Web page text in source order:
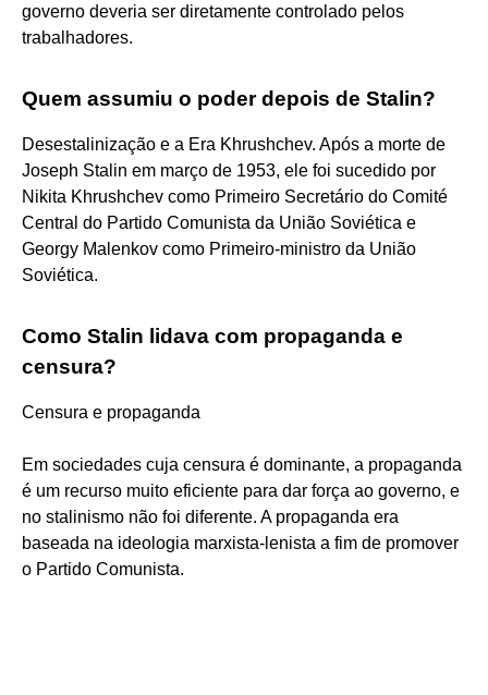
governo deveria ser diretamente controlado pelos
trabalhadores.
Quem assumiu o poder depois de Stalin?
Desestalinização e a Era Khrushchev. Após a morte de
Joseph Stalin em março de 1953, ele foi sucedido por
Nikita Khrushchev como Primeiro Secretário do Comité
Central do Partido Comunista da União Soviética e
Georgy Malenkov como Primeiro-ministro da União
Soviética.
Como Stalin lidava com propaganda e
censura?
Censura e propaganda
Em sociedades cuja censura é dominante, a propaganda
é um recurso muito eficiente para dar força ao governo, e
no stalinismo não foi diferente. A propaganda era
baseada na ideologia marxista-lenista a fim de promover
o Partido Comunista.